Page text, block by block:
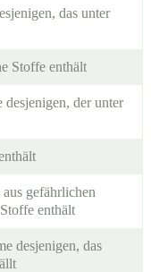
das unter
Stoffe enthält
desjenigen, der unter
gefährlichen
enthält
desjenigen, das